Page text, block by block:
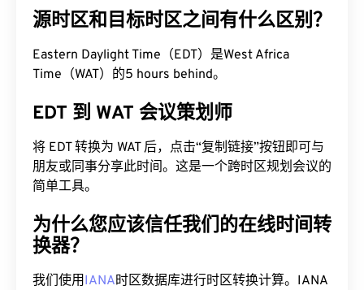
源时区和目标时区之间有什么区别？
Eastern Daylight Time（EDT）是West Africa
Time（WAT）的5 hours behind。
EDT 到 WAT 会议策划师
将 EDT 转换为 WAT 后，点击“复制链接”按钮即可与
朋友或同事分享此时间。这是一个跨时区规划会议的
简单工具。
为什么您应该信任我们的在线时间转
换器？
我们使用IANA时区数据库进行时区转换计算。IANA